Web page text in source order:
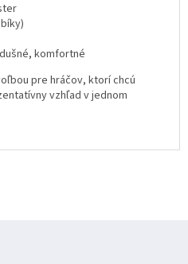
komfortné
pre hráčov, ktorí chcú
vzhľad v jednom